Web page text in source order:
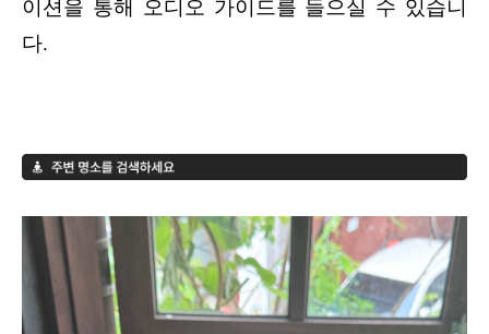
이션을 통해 오디오 가이드를 들으실 수 있습니
다.